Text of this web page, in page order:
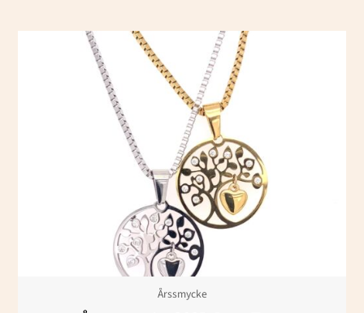
Årssmycke
produkten
har
flera
varianter.
De
olika
alternativen
kan
väljas
på